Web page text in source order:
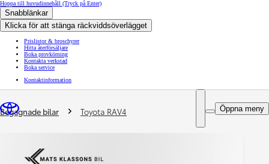
Hoppa till huvudinnehåll (Tryck på Enter)
Snabblänkar
Klicka för att stänga räckviddsöverlägget
Prislistor & broschyrer
Hitta återförsäljare
Boka provkörning
Kontakta verkstad
Boka service
Kontaktinformation
Öppna meny
You are here
Begagnade bilar Toyota RAV4